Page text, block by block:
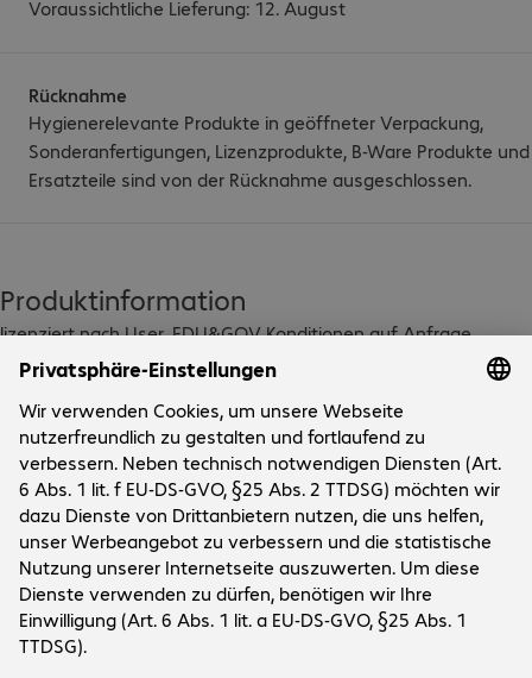
Voraussichtliche Lieferung: 12. August
Rücknahme
Hygienerelevante Produkte in geöffneter Verpackung,
Sonderanfertigungen, Lizenzprodukte, B-Ware Produkte und
Ersatzteile sind von der Rücknahme ausgeschlossen.
Produktinformation
lizenziert nach User, EDU&GOV Konditionen auf Anfrage
erhältlich
Technische Daten
Downloads
Unternehmen
Das Unternehmen